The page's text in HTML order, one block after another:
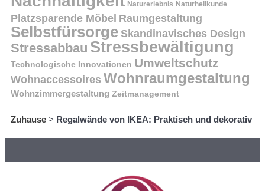
Naturerlebnis Naturheilkunde
Platzsparende Möbel Raumgestaltung
Selbstfürsorge Skandinavisches Design
Stressabbau Stressbewältigung
Technologische Innovationen Umweltschutz
Wohnaccessoires Wohnraumgestaltung
Wohnzimmergestaltung Zeitmanagement
Zuhause > Regalwände von IKEA: Praktisch und dekorativ